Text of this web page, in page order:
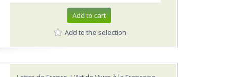
Add to cart
Add to the selection